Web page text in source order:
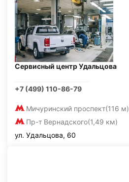
Сервисный центр Удальцова
+7 (499) 110-86-79
Мичуринский проспект(116 м)
Пр-т Вернадского(1,49 км)
ул. Удальцова, 60